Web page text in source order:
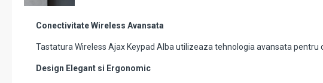
Conectivitate Wireless Avansata
Tastatura Wireless Ajax Keypad Alba utilizeaza tehnologia avansata
Design Elegant si Ergonomic